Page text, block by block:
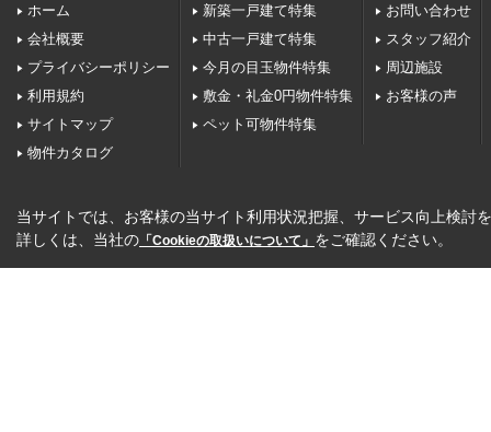
ホーム
会社概要
プライバシーポリシー
利用規約
サイトマップ
物件カタログ
新築一戸建て特集
中古一戸建て特集
今月の目玉物件特集
敷金・礼金0円物件特集
ペット可物件特集
お問い合わせ
スタッフ紹介
周辺施設
お客様の声
当サイトでは、お客様の当サイト利用状況把握、サービス向上検討
詳しくは、当社の 「Cookieの取扱いについて」 をご確認ください。